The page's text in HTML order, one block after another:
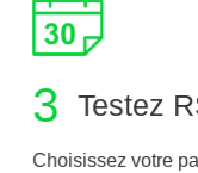
3 Testez
Choisissez votre